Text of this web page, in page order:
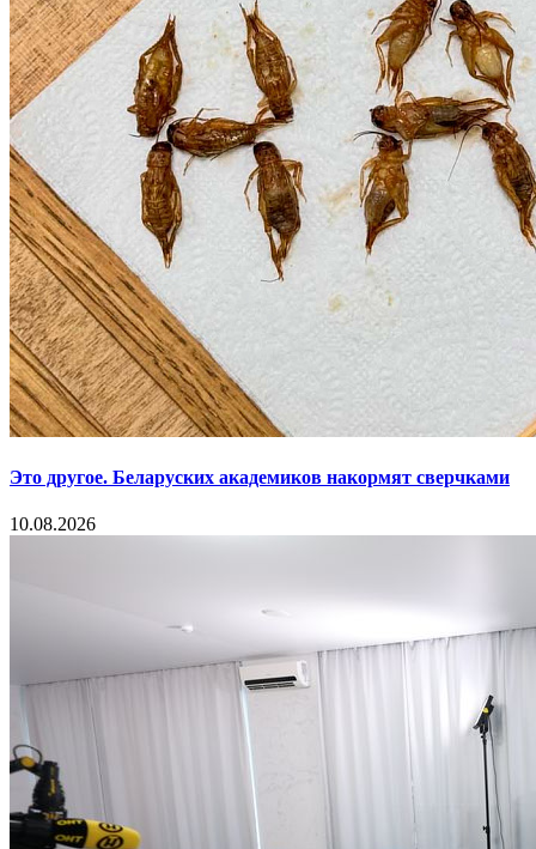
Это другое. Беларуских академиков накормят сверчками
10.08.2026